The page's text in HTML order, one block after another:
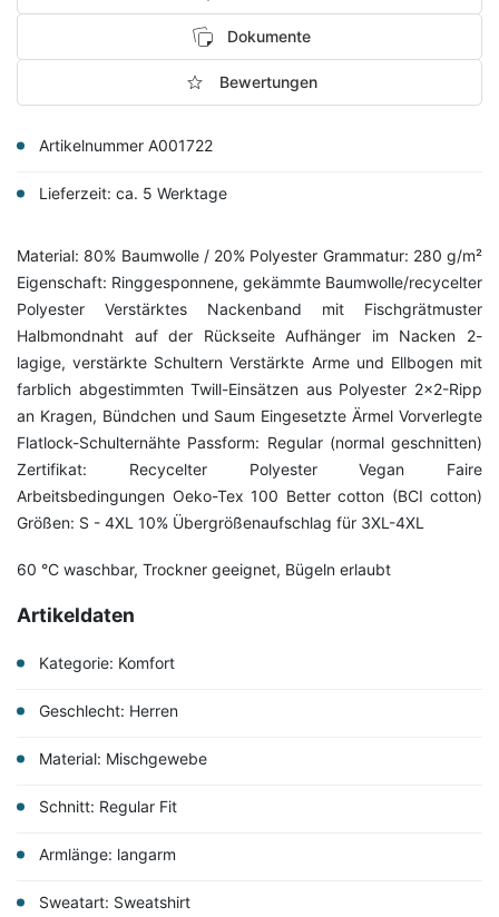
Dokumente
Bewertungen
Artikelnummer A001722
Lieferzeit: ca. 5 Werktage
Material: 80% Baumwolle / 20% Polyester Grammatur: 280 g/m²
Eigenschaft: Ringgesponnene, gekämmte Baumwolle/recycelter
Polyester Verstärktes Nackenband mit Fischgrätmuster
Halbmondnaht auf der Rückseite Aufhänger im Nacken 2-
lagige, verstärkte Schultern Verstärkte Arme und Ellbogen mit
farblich abgestimmten Twill-Einsätzen aus Polyester 2x2-Ripp
an Kragen, Bündchen und Saum Eingesetzte Ärmel Vorverlegte
Flatlock-Schulternähte Passform: Regular (normal geschnitten)
Zertifikat: Recycelter Polyester Vegan Faire
Arbeitsbedingungen Oeko-Tex 100 Better cotton (BCI cotton)
Größen: S - 4XL 10% Übergrößenaufschlag für 3XL-4XL
60 °C waschbar, Trockner geeignet, Bügeln erlaubt
Artikeldaten
Kategorie: Komfort
Geschlecht: Herren
Material: Mischgewebe
Schnitt: Regular Fit
Armlänge: langarm
Sweatart: Sweatshirt